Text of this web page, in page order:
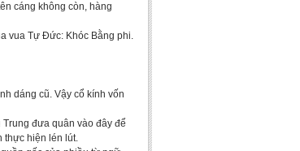
cáng không còn, hàng
vua Tự Đức: Khóc Bằng phi.
dáng cũ. Vậy cổ kính vốn
Trung đưa quân vào đây để
thực hiện lén lút.